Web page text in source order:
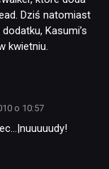
Dziś natomiast
Kasumi’s
kwietniu.
o 10:57